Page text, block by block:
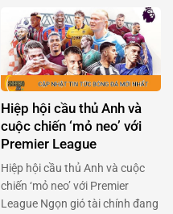
Hiệp hội cầu thủ Anh và
cuộc chiến ‘mỏ neo’ với
Premier League
Hiệp hội cầu thủ Anh và cuộc
chiến ‘mỏ neo’ với Premier
League Ngọn gió tài chính đang